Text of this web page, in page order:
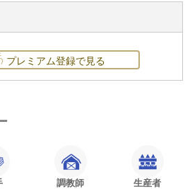
プレミアム登録で見る
調教師 生産者